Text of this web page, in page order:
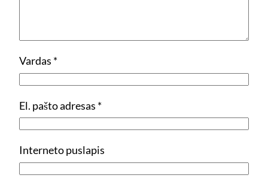
Vardas *
El. pašto adresas *
Interneto puslapis